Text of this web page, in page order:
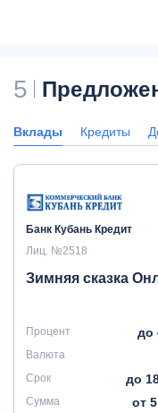
5
Вклады Кредиты
Банк Кубань Кредит
Лиц. №2518
Зимняя сказка
Процент до
Валюта
Срок до
Сумма от